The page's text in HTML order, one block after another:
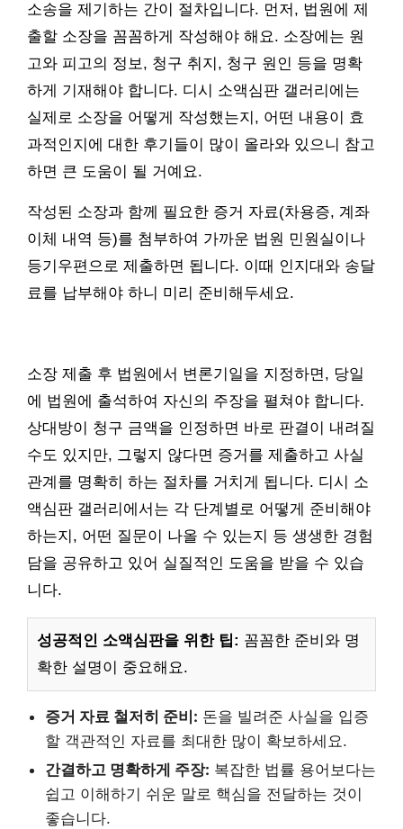
소송을 제기하는 간이 절차입니다. 먼저, 법원에 제
출할 소장을 꼼꼼하게 작성해야 해요. 소장에는 원
고와 피고의 정보, 청구 취지, 청구 원인 등을 명확
하게 기재해야 합니다. 디시 소액심판 갤러리에는
실제로 소장을 어떻게 작성했는지, 어떤 내용이 효
과적인지에 대한 후기들이 많이 올라와 있으니 참고
하면 큰 도움이 될 거예요.
작성된 소장과 함께 필요한 증거 자료(차용증, 계좌
이체 내역 등)를 첨부하여 가까운 법원 민원실이나
등기우편으로 제출하면 됩니다. 이때 인지대와 송달
료를 납부해야 하니 미리 준비해두세요.
소장 제출 후 법원에서 변론기일을 지정하면, 당일
에 법원에 출석하여 자신의 주장을 펼쳐야 합니다.
상대방이 청구 금액을 인정하면 바로 판결이 내려질
수도 있지만, 그렇지 않다면 증거를 제출하고 사실
관계를 명확히 하는 절차를 거치게 됩니다. 디시 소
액심판 갤러리에서는 각 단계별로 어떻게 준비해야
하는지, 어떤 질문이 나올 수 있는지 등 생생한 경험
담을 공유하고 있어 실질적인 도움을 받을 수 있습
니다.
성공적인 소액심판을 위한 팁: 꼼꼼한 준비와 명
확한 설명이 중요해요.
증거 자료 철저히 준비: 돈을 빌려준 사실을 입증
할 객관적인 자료를 최대한 많이 확보하세요.
간결하고 명확하게 주장: 복잡한 법률 용어보다는
쉽고 이해하기 쉬운 말로 핵심을 전달하는 것이
좋습니다.